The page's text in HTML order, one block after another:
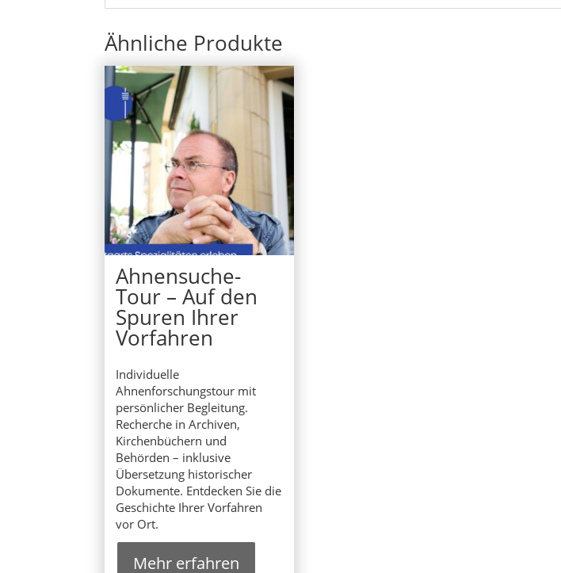
Ähnliche Produkte
Ahnensuche-
Tour – Auf den
Spuren Ihrer
Vorfahren
Individuelle
Ahnenforschungstour mit
persönlicher Begleitung.
Recherche in Archiven,
Kirchenbüchern und
Behörden – inklusive
Übersetzung historischer
Dokumente. Entdecken Sie die
Geschichte Ihrer Vorfahren
vor Ort.
Mehr erfahren